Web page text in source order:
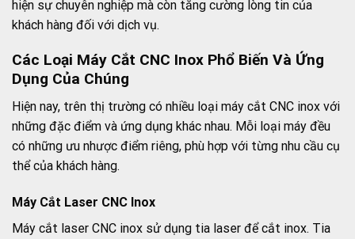
hiện sự chuyên nghiệp mà còn tăng cường lòng tin của
khách hàng đối với dịch vụ.
Các Loại Máy Cắt CNC Inox Phổ Biến Và Ứng
Dụng Của Chúng
Hiện nay, trên thị trường có nhiều loại máy cắt CNC inox với
những đặc điểm và ứng dụng khác nhau. Mỗi loại máy đều
có những ưu nhược điểm riêng, phù hợp với từng nhu cầu cụ
thể của khách hàng.
Máy Cắt Laser CNC Inox
Máy cắt laser CNC inox sử dụng tia laser để cắt inox. Tia